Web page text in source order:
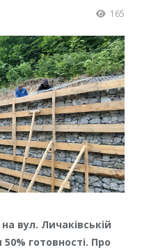
165
вул. Личаківській
готовності. Про